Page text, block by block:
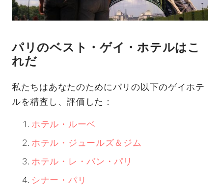
パリのベスト・ゲイ・ホテルはこ
れだ
私たちはあなたのためにパリの以下のゲイホテ
ルを精査し、評価した：
ホテル・ルーベ
ホテル・ジュールズ＆ジム
ホテル・レ・バン・パリ
シナー・パリ